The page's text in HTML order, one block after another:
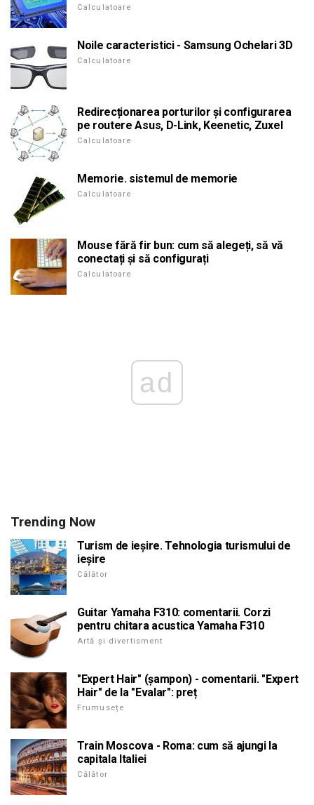
Calculatoare
Noile caracteristici - Samsung Ochelari 3D
Calculatoare
Redirecționarea porturilor și configurarea
pe routere Asus, D-Link, Keenetic, Zuxel
Calculatoare
Memorie. sistemul de memorie
Calculatoare
Mouse fără fir bun: cum să alegeți, să vă
conectați și să configurați
Calculatoare
ad
Trending Now
Turism de ieșire. Tehnologia turismului de
ieșire
Călător
Guitar Yamaha F310: comentarii. Corzi
pentru chitara acustica Yamaha F310
Artă și divertisment
"Expert Hair" (șampon) - comentarii. "Expert
Hair" de la "Evalar": preț
Frumusețe
Train Moscova - Roma: cum să ajungi la
capitala Italiei
Călător